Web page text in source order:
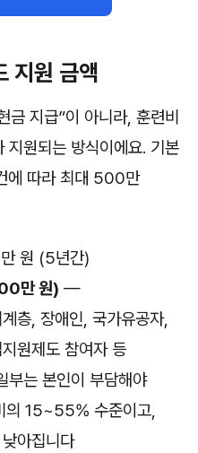
지원 금액
지급”이 아니라, 훈련비
지원되는 방식이에요. 기본
에 따라 최대 500만
원 (5년간)
만 원) —
층, 장애인, 국가유공자,
원제도 참여자 등
는 본인이 부담해야
의 15~55% 수준이고,
아집니다